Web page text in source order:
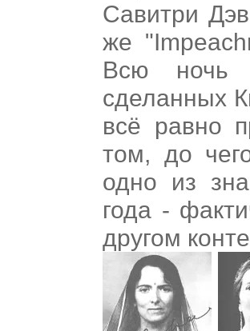
Савитри
же
Всю ночь
сделанных
всё равно
том, до
одно из
года -
другом